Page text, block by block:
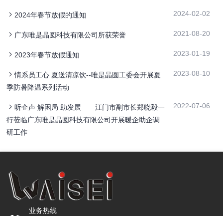
2024年春节放假的通知 2024-02-02
广东唯是晶圆科技有限公司所获荣誉 2021-08-20
2023年春节放假通知 2023-01-19
情系员工心 夏送清凉饮--唯是晶圆工委会开展夏
季防暑降温系列活动
2023-08-10
听企声 解困局 助发展——江门市副市长郑晓毅一
行莅临广东唯是晶圆科技有限公司开展暖企助企调
研工作
2022-07-06
业务热线